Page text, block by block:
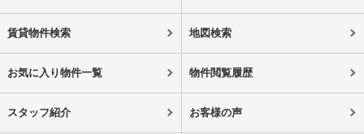
賃貸物件検索 地図検索
お気に入り物件一覧 物件閲覧履歴
スタッフ紹介 お客様の声